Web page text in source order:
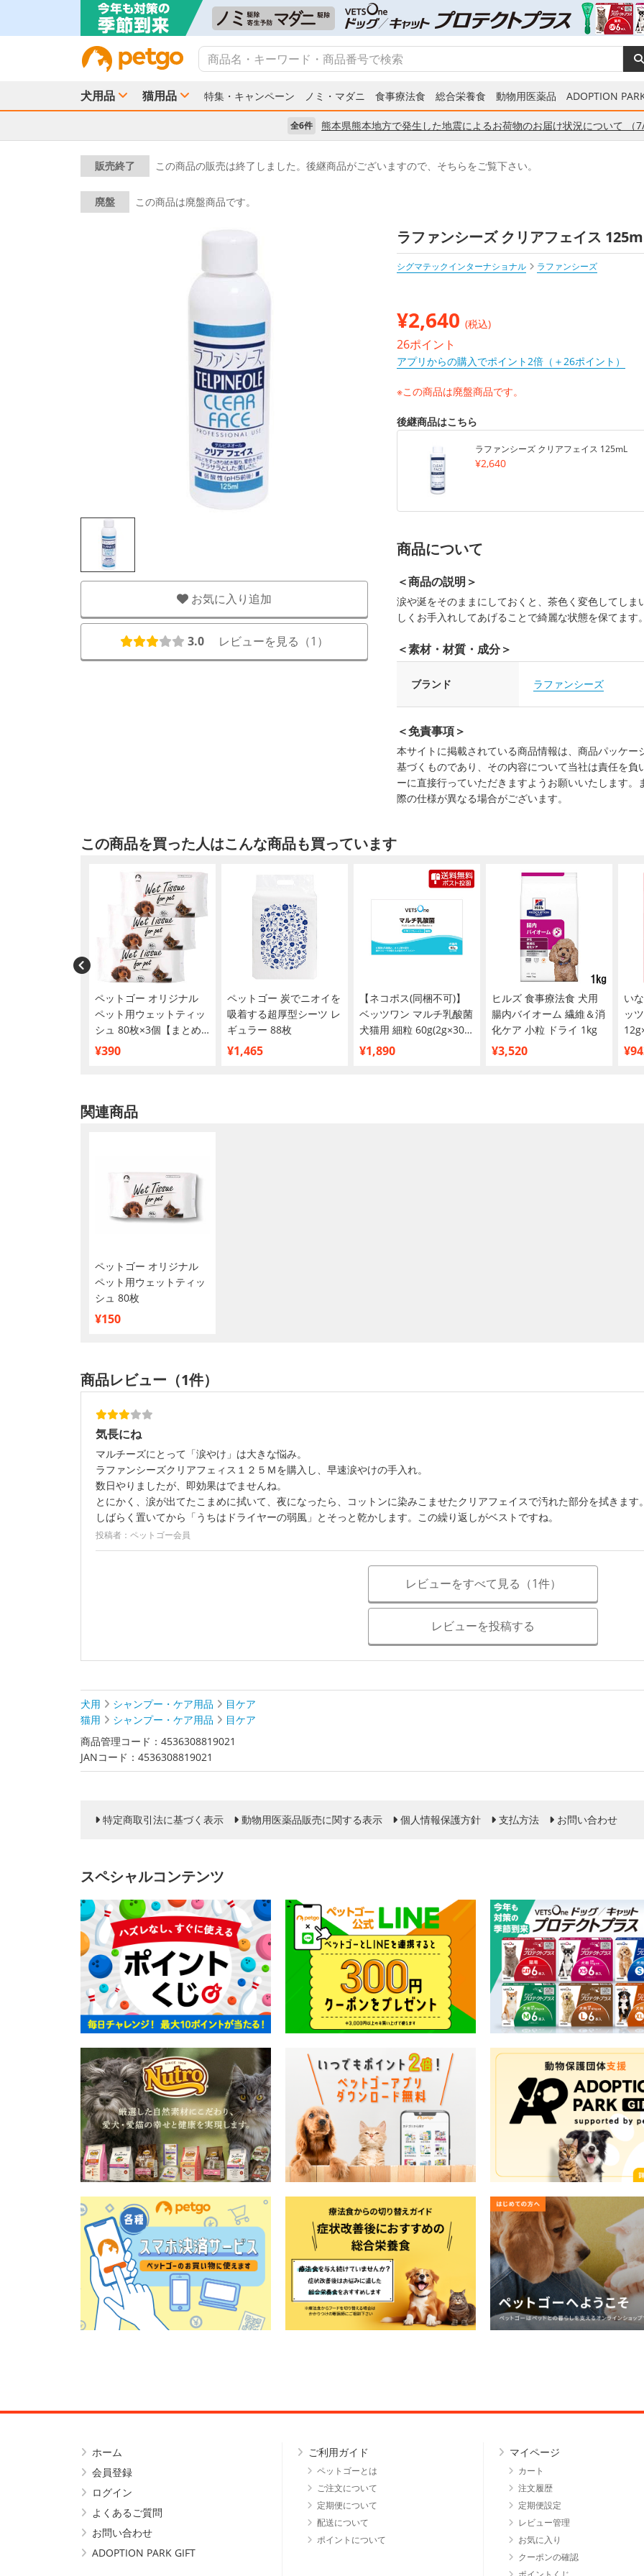
犬用品 猫用品 特集・キャンペーン ノミ・マダニ 食事療法食 総合栄養食 動物用医薬品 ADOPTION
全6件 熊本県熊本地方で発生した地震によるお荷物のお届け状況について （7/
販売終了 この商品の販売は終了しました。後継商品がございますので、そちらをご覧下さい。
廃盤 この商品は廃盤商品です。
お気に入り追加
3.0 レビューを見る（1 ）
ラファンシーズ クリアフェイス
シグマテックインターナショナル
ラファンシーズ
¥2,640 (税込)
26ポイント
アプリからの購入でポイント2倍（＋26ポイント）
※この商品は廃盤商品です。
後継商品はこちら
ラファンシーズ クリアフェイス 125mL
¥2,640
商品について
＜商品の説明＞
涙や涎をそのままにしておくと、茶色く変色してし
しくお手入れしてあげることで綺麗な状態を保てます。
＜素材・材質・成分＞
ブランド ラファンシーズ
＜免責事項＞
本サイトに掲載されている商品情報は、商品パッケ
基づくものであり、その内容について当社は責任を
ーに直接行っていただきますようお願いいたします
際の仕様が異なる場合がございます。
この商品を買った人はこんな商品も買っています
ペットゴー オリジナル
ペット用ウェットティッ
シュ 80枚×3個【まとめ
買い】
¥390
ペットゴー 炭でニオイを
吸着する超厚型シーツ レ
ギュラー 88枚
¥1,465
【ネコポス(同梱不可)】
ベッツワン マルチ乳酸菌
犬猫用 細粒 60g(2g×30
包)
¥1,890
ヒルズ 食事療法食 犬用
腸内バイオーム 繊維＆消
化ケア 小粒 ドライ 1kg
¥3,520
い
ッ
関連商品
ペットゴー オリジナル
ペット用ウェットティッ
シュ 80枚
¥150
商品レビュー（1件）
気長にね
マルチーズにとって「涙やけ」は大きな悩み。
ラファンシーズクリアフェィス１２５Ｍを購入し、早速涙やけの手入れ。
数日やりましたが、即効果はでませんね。
とにかく、涙が出てたこまめに拭いて、夜になったら、コットンに染みこませたクリアフェイスで汚れた部分を拭きます。
しばらく置いてから「うちはドライヤーの弱風」とそっと乾かします。この繰り返しがベストですね。
投稿者：ペットゴー会員
レビューをすべて見る（1件）
レビューを投稿する
犬用 シャンプー・ケア用品
目ケア
猫用
シャンプー・ケア用品
目ケア
商品管理コード：4536308819021
JANコード：4536308819021
特定商取引法に基づく表示 動物用医薬品販売に関する表示 個人情報保護方針 支払方法 お問い合わせ
スペシャルコンテンツ
ホーム
会員登録
ログイン
よくあるご質問
お問い合わせ
ADOPTION PARK GIFT
ご利用ガイド
ペットゴーとは
ご注文について
定期便について
配送について
ポイントについて
マイページ
カート
注文履歴
定期便設定
レビュー管理
お気に入り
クーポンの確認